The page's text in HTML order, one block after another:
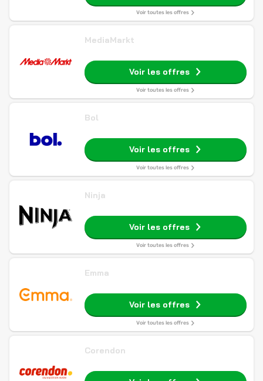
Voir toutes les offres
MediaMarkt
Voir les offres
Voir toutes les offres
Bol
Voir les offres
Voir toutes les offres
Ninja
Voir les offres
Voir toutes les offres
Emma
Voir les offres
Voir toutes les offres
Corendon